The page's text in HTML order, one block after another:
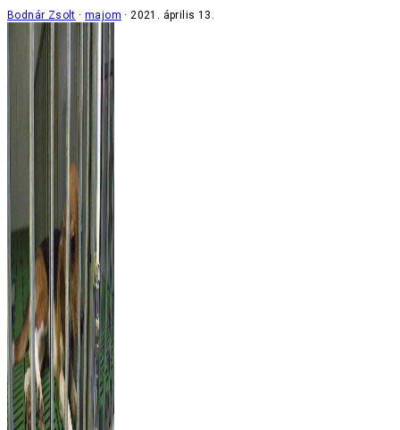
Bodnár Zsolt majom 2021. április 13.